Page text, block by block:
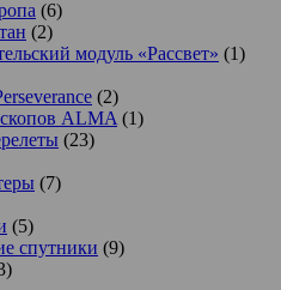
(6)
(2)
модуль «Рассвет» (1)
(2)
ALMA (1)
(23)
(7)
(5)
спутники (9)